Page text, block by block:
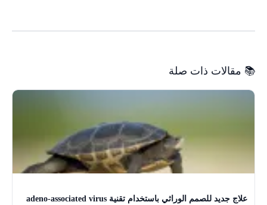
📚 مقالات ذات صلة
علاج جديد للصمم الوراثي باستخدام تقنية adeno-associated virus